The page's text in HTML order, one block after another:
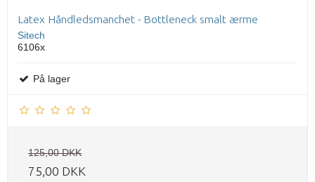
Latex Håndledsmanchet - Bottleneck smalt ærme
Sitech
6106x
På lager
125,00 DKK
75,00 DKK